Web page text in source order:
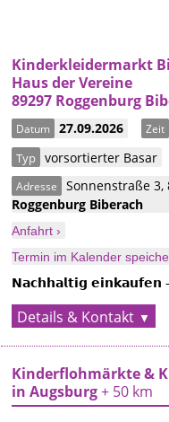
Kinderkleidermarkt
Haus der Vereine
89297 Roggenburg
Datum 27.09.2026 Zeit
Typ vorsortierter Basar
Adresse Sonnenstraße 3,
Roggenburg Biberach
Anfahrt ›
Termin im Kalender
𝗡𝗮𝗰𝗵𝗵𝗮𝗹𝘁𝗶𝗴 𝗲𝗶𝗻𝗸𝗮𝘂𝗳𝗲𝗻
Details & Kontakt
Kinderflohmärkte &
in Augsburg+ 50 km